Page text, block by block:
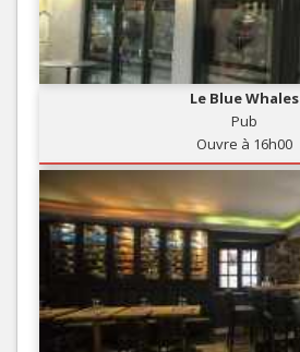
Le Blue Whales
Pub
Ouvre à 16h00